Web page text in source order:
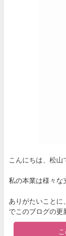
こんにちは、松山
私の本業は様々な
ありがたいことに
でこのブログの更